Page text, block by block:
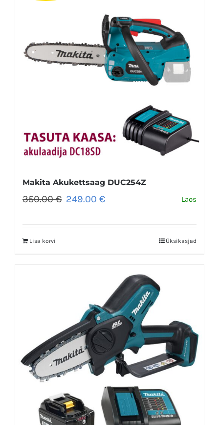
Makita Akukettsaag DUC254Z
350.00€ Algne
249.00 €Praegune
Laos
Lisa korvi Üksikasjad